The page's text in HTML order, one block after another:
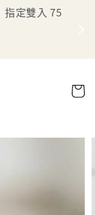
指定雙入 75